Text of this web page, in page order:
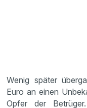
Wenig später
Euro an einen
Opfer der